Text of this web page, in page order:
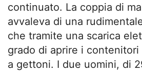
continuato. La coppia di
avvaleva di una
che tramite una scarica
grado di aprire i
a gettoni. I due uomini, di